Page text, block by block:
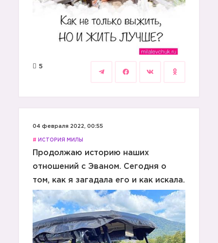
5
04 февраля 2022, 00:55
# ИСТОРИЯ МИЛЫ
Продолжаю историю наших
отношений с Эваном. Сегодня о
том, как я загадала его и как искала.